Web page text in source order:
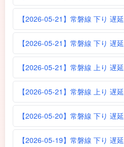
【2026-05-21】常磐線 下り 遅延
【2026-05-21】常磐線 下り 遅延
【2026-05-21】常磐線 上り 遅延
【2026-05-21】常磐線 上り 遅延
【2026-05-20】常磐線 下り 遅延
【2026-05-19】常磐線 下り 遅延